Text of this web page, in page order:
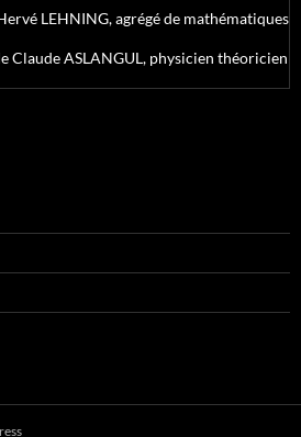
LEHNING, agrégé de mathématiques
Claude ASLANGUL, physicien théoricien